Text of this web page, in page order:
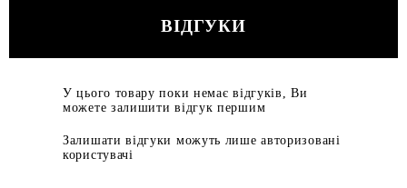
ВІДГУКИ
У цього товару поки немає відгуків, Ви
можете залишити відгук першим
Залишати відгуки можуть лише авторизовані
користувачі